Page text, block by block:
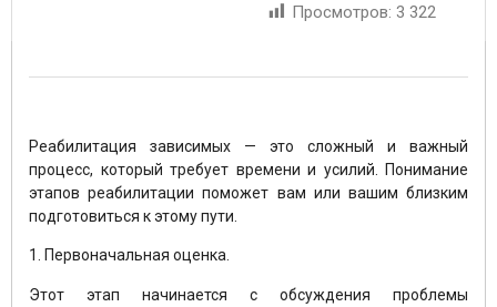
Просмотров: 3 322
Реабилитация зависимых — это сложный и важный
процесс, который требует времени и усилий. Понимание
этапов реабилитации поможет вам или вашим близким
подготовиться к этому пути.
1. Первоначальная оценка.
Этот этап начинается с обсуждения проблемы